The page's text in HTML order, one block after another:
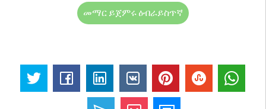
መማር ይጀምሩ ዕብራይስጥኛ